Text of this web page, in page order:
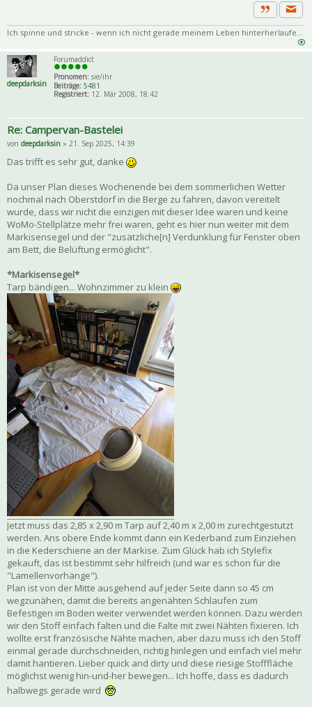
Zitat
Ich spinne und stricke - wenn ich nicht gerade meinem Leben hinterherlaufe...
deepdarksin
Forumaddict
Pronomen: sie/ihr
Beiträge: 5481
Registriert: 12. Mär 2008, 18:42
Re: Campervan-Bastelei
von deepdarksin » 21. Sep 2025, 14:39
Das trifft es sehr gut, danke
Da unser Plan dieses Wochenende bei dem sommerlichen Wetter
nochmal nach Oberstdorf in die Berge zu fahren, davon vereitelt
wurde, dass wir nicht die einzigen mit dieser Idee waren und keine
WoMo-Stellplätze mehr frei waren, geht es hier nun weiter mit dem
Markisensegel und der "zusätzliche[n] Verdunklung für Fenster oben
am Bett, die Belüftung ermöglicht".
*Markisensegel*
Tarp bändigen... Wohnzimmer zu klein
Jetzt muss das 2,85 x 2,90 m Tarp auf 2,40 m x 2,00 m zurechtgestutzt
werden. Ans obere Ende kommt dann ein Kederband zum Einziehen
in die Kederschiene an der Markise. Zum Glück hab ich Stylefix
gekauft, das ist bestimmt sehr hilfreich (und war es schon für die
"Lamellenvorhänge").
Plan ist von der Mitte ausgehend auf jeder Seite dann so 45 cm
wegzunähen, damit die bereits angenähten Schlaufen zum
Befestigen im Boden weiter verwendet werden können. Dazu werden
wir den Stoff einfach falten und die Falte mit zwei Nähten fixieren. Ich
wollte erst französische Nähte machen, aber dazu muss ich den Stoff
einmal gerade durchschneiden, richtig hinlegen und einfach viel mehr
damit hantieren. Lieber quick and dirty und diese riesige Stofffläche
möglichst wenig hin-und-her bewegen... Ich hoffe, dass es dadurch
halbwegs gerade wird